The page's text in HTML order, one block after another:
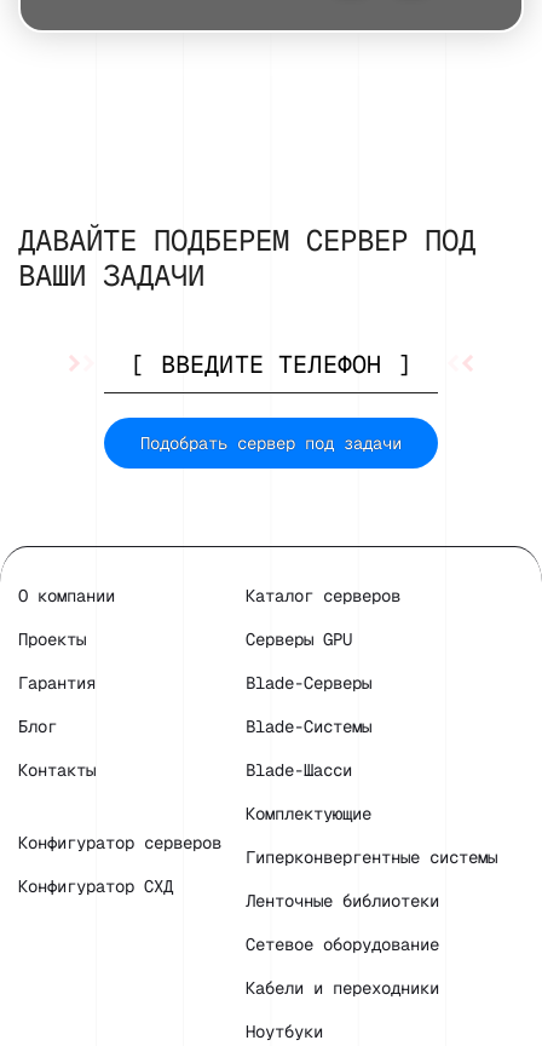
ДАВАЙТЕ ПОДБЕРЕМ СЕРВЕР ПОД
ВАШИ ЗАДАЧИ
Подобрать сервер под задачи
О компании
Проекты
Гарантия
Блог
Контакты
Конфигуратор серверов
Конфигуратор СХД
Каталог серверов
Серверы GPU
Blade-Серверы
Blade-Системы
Blade-Шасси
Комплектующие
Гиперконвергентные системы
Ленточные библиотеки
Сетевое оборудование
Кабели и переходники
Ноутбуки